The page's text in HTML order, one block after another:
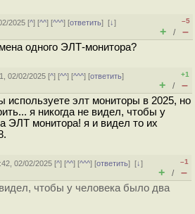
2025 [^] [^^] [^^^] [ответить][↓]
–5
+ / –
одного ЭЛТ-монитора?
02/02/2025 [^] [^^] [^^^] [ответить]
+1
+ / –
используете элт мониторы в 2025, но
я никогда не видел, чтобы у
ЭЛТ монитора! я и видел то их
02/02/2025 [^] [^^] [^^^] [ответить][↓]
–1
+ / –
чтобы у человека было два